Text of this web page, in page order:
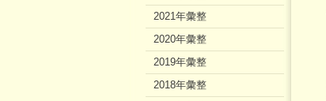
2021年彙整
2020年彙整
2019年彙整
2018年彙整